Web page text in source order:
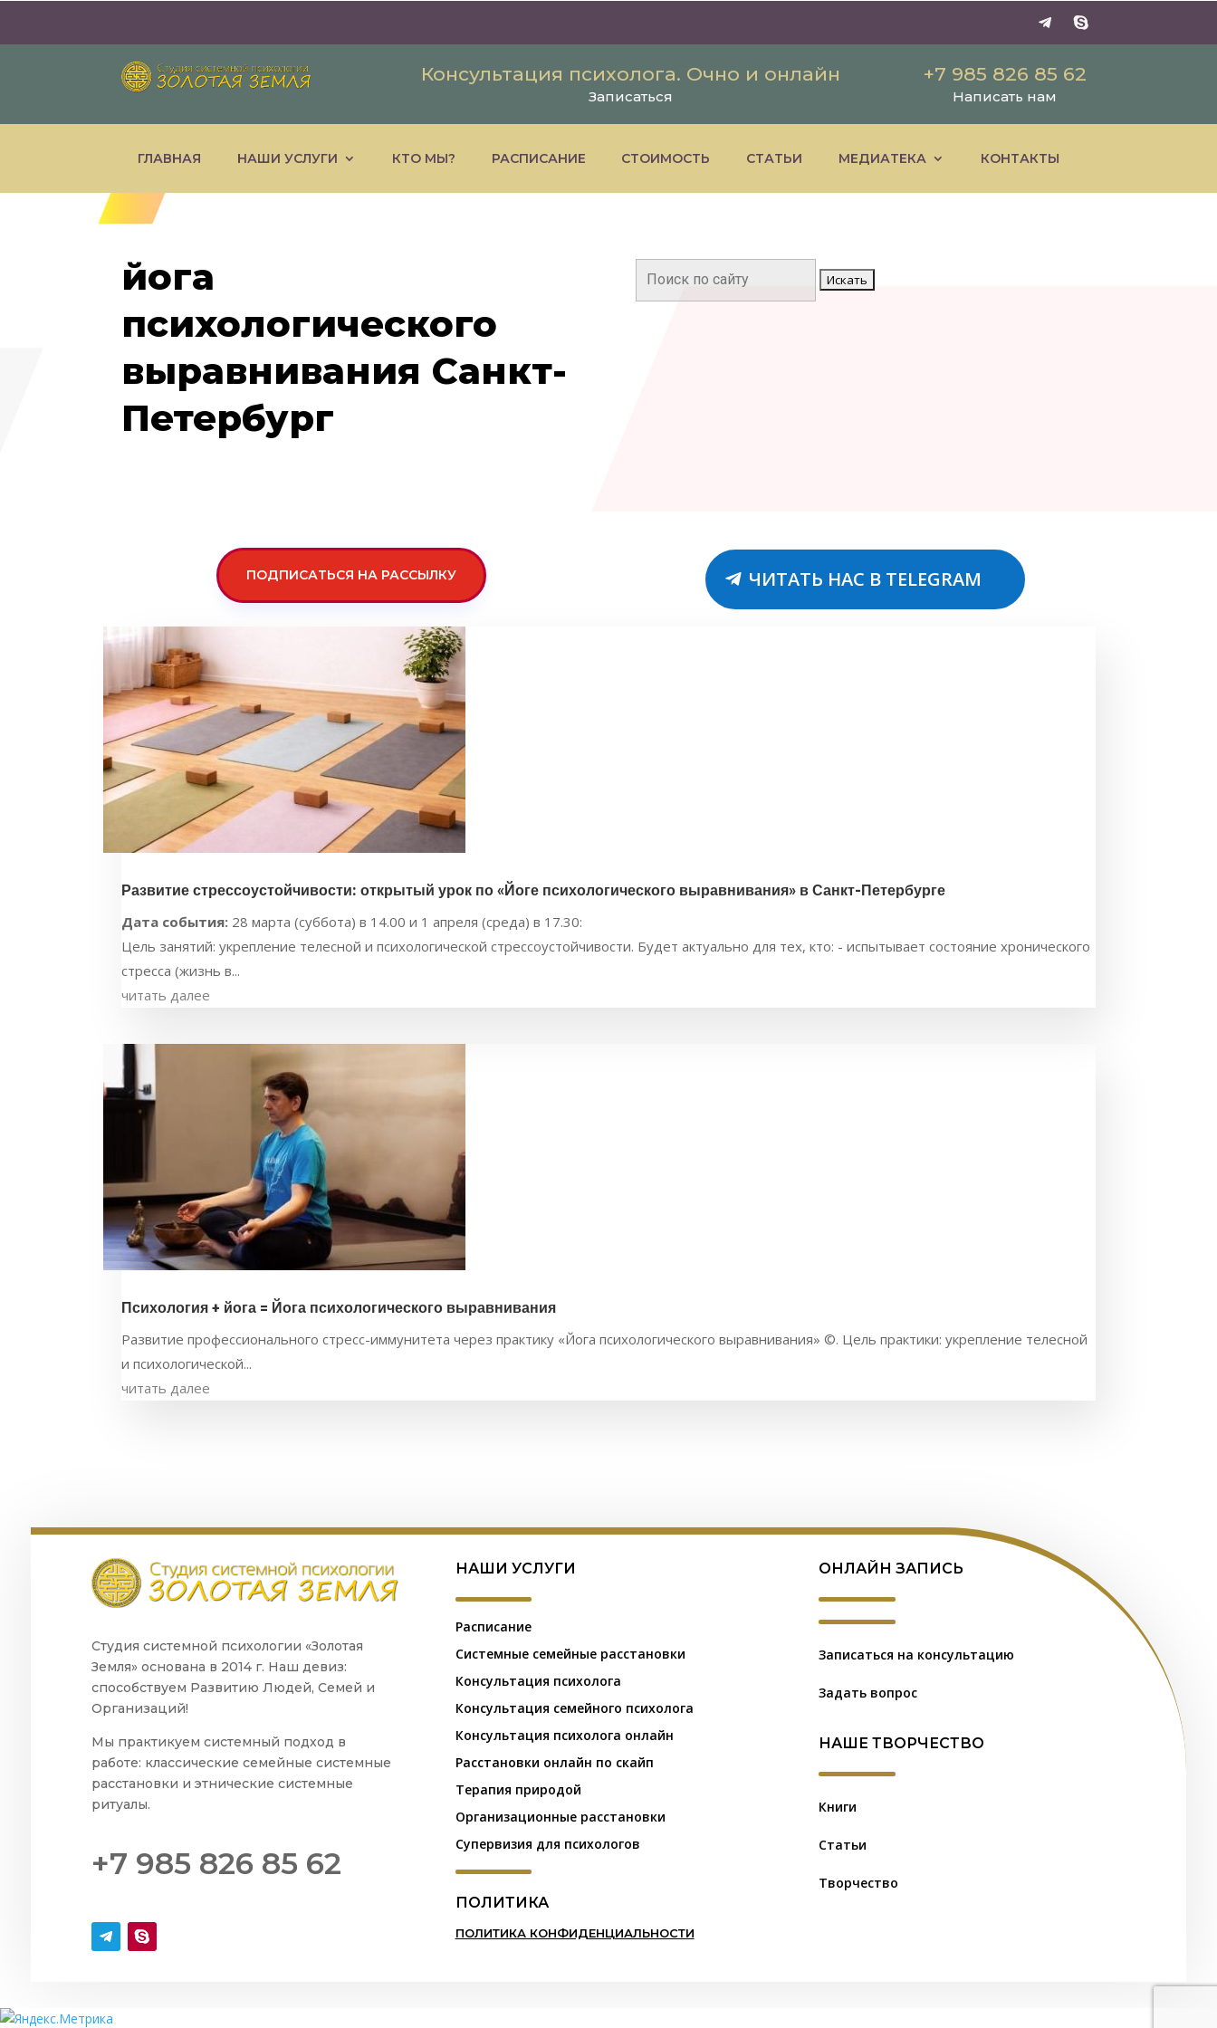
Консультация психолога. Очно и онлайн
Записаться
+7 985 826 85 62
Написать нам
ГЛАВНАЯ НАШИ УСЛУГИ КТО МЫ? РАСПИСАНИЕ СТОИМОСТЬ СТАТЬИ МЕДИАТЕКА КОНТАКТЫ
йога
психологического
выравнивания Санкт-
Петербург
ПОДПИСАТЬСЯ НА РАССЫЛКУ ЧИТАТЬ НАС В TELEGRAM
Развитие стрессоустойчивости: открытый урок по «Йоге психологического выравнивания» в Санкт-Петербурге
Дата события: 28 марта (суббота) в 14.00 и 1 апреля (среда) в 17.30:
Цель занятий: укрепление телесной и психологической стрессоустойчивости. Будет актуально для тех, кто: - испытывает состояние хронического
стресса (жизнь в...
читать далее
Психология + йога = Йога психологического выравнивания
Развитие профессионального стресс-иммунитета через практику «Йога психологического выравнивания» ©. Цель практики: укрепление телесной
и психологической...
читать далее
Студия системной психологии «Золотая
Земля» основана в 2014 г. Наш девиз:
способствуем Развитию Людей, Семей и
Организаций!
Мы практикуем системный подход в
работе: классические семейные системные
расстановки и этнические системные
ритуалы.
+7 985 826 85 62
НАШИ УСЛУГИ
Расписание
Системные семейные расстановки
Консультация психолога
Консультация семейного психолога
Консультация психолога онлайн
Расстановки онлайн по скайп
Терапия природой
Организационные расстановки
Супервизия для психологов
ПОЛИТИКА
ПОЛИТИКА КОНФИДЕНЦИАЛЬНОСТИ
ОНЛАЙН ЗАПИСЬ
Записаться на консультацию
Задать вопрос
НАШЕ ТВОРЧЕСТВО
Книги
Статьи
Творчество